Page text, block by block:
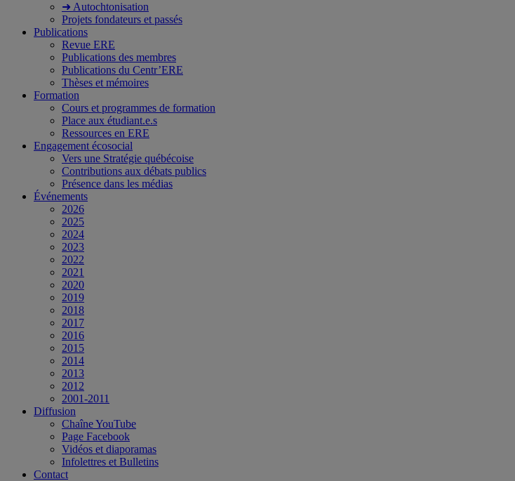
➜ Autochtonisation
Projets fondateurs et passés
Publications
Revue ERE
Publications des membres
Publications du Centr’ERE
Thèses et mémoires
Formation
Cours et programmes de formation
Place aux étudiant.e.s
Ressources en ERE
Engagement écosocial
Vers une Stratégie québécoise
Contributions aux débats publics
Présence dans les médias
Événements
2026
2025
2024
2023
2022
2021
2020
2019
2018
2017
2016
2015
2014
2013
2012
2001-2011
Diffusion
Chaîne YouTube
Page Facebook
Vidéos et diaporamas
Infolettres et Bulletins
Contact